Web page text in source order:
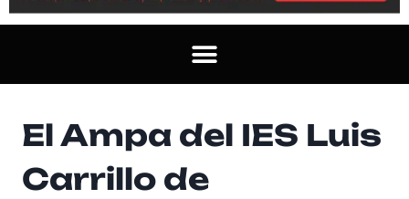
El Ampa del IES Luis
Carrillo de